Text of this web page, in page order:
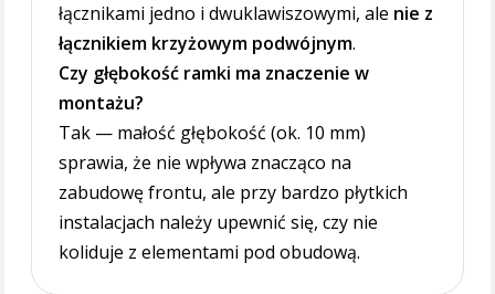
łącznikami jedno i dwuklawiszowymi, ale nie z
łącznikiem krzyżowym podwójnym.
Czy głębokość ramki ma znaczenie w
montażu?
Tak — małość głębokość (ok. 10 mm)
sprawia, że nie wpływa znacząco na
zabudowę frontu, ale przy bardzo płytkich
instalacjach należy upewnić się, czy nie
koliduje z elementami pod obudową.